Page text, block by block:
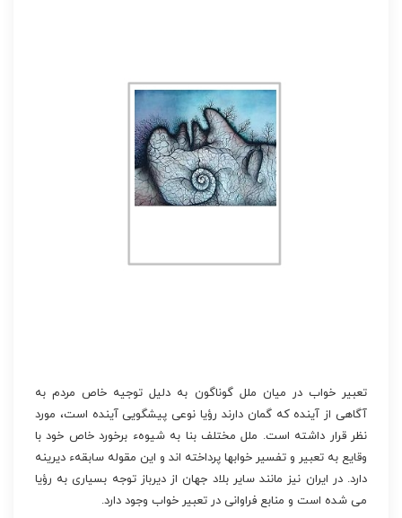
تعبیر خواب در میان ملل گوناگون به دلیل توجیه خاص مردم به
آگاهی از آینده که گمان دارند رؤیا نوعی پیشگویی آینده است، مورد
نظر قرار داشته است. ملل مختلف بنا به شیوهء برخورد خاص خود با
وقایع به تعبیر و تفسیر خوابها پرداخته اند و این مقوله سابقهء دیرینه
دارد. در ایران نیز مانند سایر بلاد جهان از دیرباز توجه بسیاری به رؤیا
می شده است و منابع فراوانی در تعبیر خواب وجود دارد.